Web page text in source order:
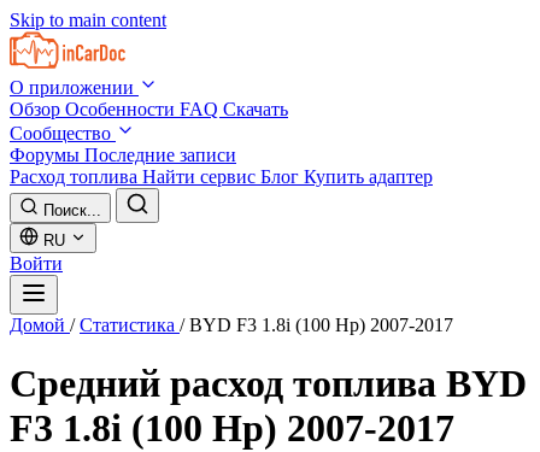
Skip to main content
О приложении
Обзор Особенности FAQ Скачать
Сообщество
Форумы Последние записи
Расход топлива Найти сервис Блог Купить адаптер
Поиск...
RU
Войти
Домой / Статистика / BYD F3 1.8i (100 Hp) 2007-2017
Средний расход топлива BYD
F3 1.8i (100 Hp) 2007-2017